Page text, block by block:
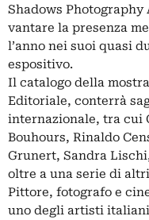
Shadows
vantare la presenza
l’anno nei suoi quasi
espositivo.
Il catalogo della
Editoriale, conterrà
internazionale, tra cui
Bouhours, Rinaldo
Grunert, Sandra
oltre a una serie di
Pittore, fotografo e
uno degli artisti